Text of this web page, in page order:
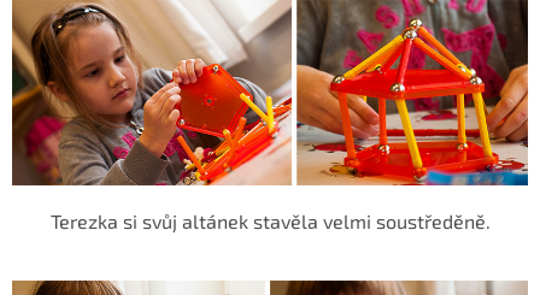
Terezka si svůj altánek stavěla velmi soustředěně.